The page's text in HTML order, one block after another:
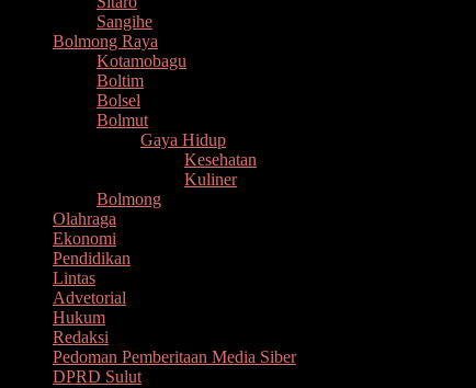
Sangihe
Bolmong Raya
Kotamobagu
Boltim
Bolsel
Bolmut
Gaya Hidup
Kesehatan
Kuliner
Bolmong
Olahraga
Ekonomi
Pendidikan
Lintas
Advetorial
Hukum
Redaksi
Pedoman Pemberitaan Media Siber
DPRD Sulut